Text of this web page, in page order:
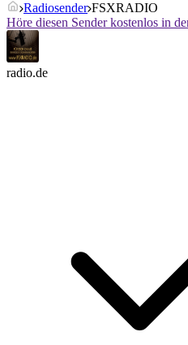
Radiosender FSXRADIO
Höre diesen Sender kostenlos in
radio.de